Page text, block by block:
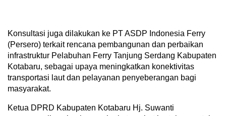
Konsultasi juga dilakukan ke PT ASDP Indonesia Ferry
(Persero) terkait rencana pembangunan dan perbaikan
infrastruktur Pelabuhan Ferry Tanjung Serdang Kabupaten
Kotabaru, sebagai upaya meningkatkan konektivitas
transportasi laut dan pelayanan penyeberangan bagi
masyarakat.
Ketua DPRD Kabupaten Kotabaru Hj. Suwanti